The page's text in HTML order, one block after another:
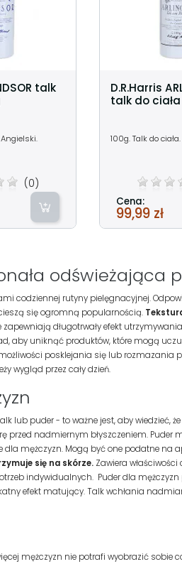
talk
Angielski.
(0)
D.R.Harris
talk do ciała
100g. Talk do
Cena:
99,99 zł
odświeżająca
codziennej rutyny pielęgnacyjnej.
się ogromną popularnością.
zapewniają długotrwały efekt
aby uniknąć produktów, które mogą
posklejania się lub
wygląd przez cały dzień.
lub puder - to ważne jest, aby wiedzieć,
przed nadmiernym błyszczeniem. Puder
mężczyzn. Mogą być one podatne na
się na skórze. Zawiera
indywidualnych. Puder dla mężczyzn
efekt matujący. Talk wchłania
mężczyzn nie potrafi wyobrazić sobie